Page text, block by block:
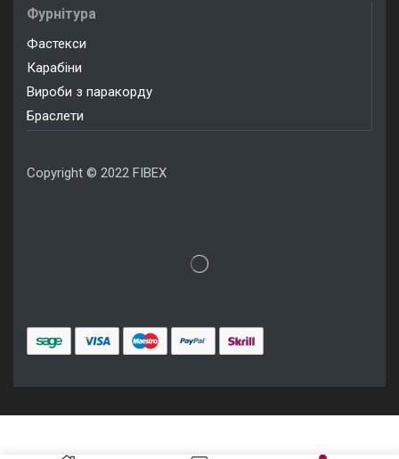
Фурнітура
Фастекси
Карабіни
Вироби з паракорду
Браслети
Copyright © 2022 FIBEX